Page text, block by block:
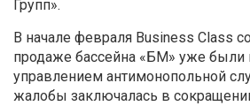
Групп».
В начале февраля Business Class
продаже бассейна «БМ» уже были
управлением антимонопольной
жалобы заключалась в